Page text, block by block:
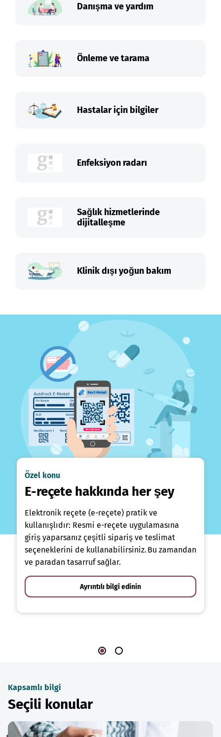
Danışma ve yardım
Önleme ve tarama
Hastalar için bilgiler
Enfeksiyon radarı
Sağlık hizmetlerinde
dijitalleşme
Klinik dışı yoğun bakım
Özel konu
E-reçete hakkında her şey
Elektronik reçete (e-reçete) pratik ve
kullanışlıdır: Resmi e-reçete uygulamasına
giriş yaparsanız çeşitli sipariş ve teslimat
seçeneklerini de kullanabilirsiniz. Bu zamandan
ve paradan tasarruf sağlar.
Ayrıntılı bilgi edinin
Kapsamlı bilgi
Seçili konular